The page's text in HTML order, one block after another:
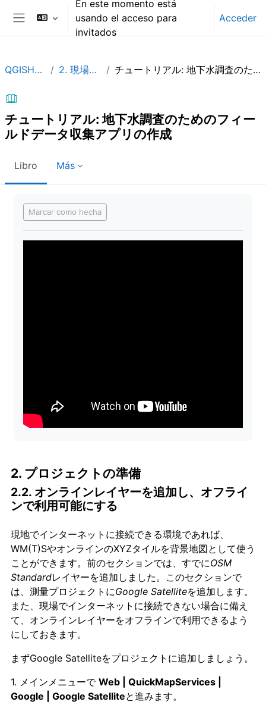
Salta al contenido principal
Panel lateral
En este momento está
usando el acceso para
invitados
Acceder
QGISHydroGeo_JP 2. 現場でのデータ収集 チュートリアル: 地下水調査のためのフィールドデータ収集アプリの作成
チュートリアル: 地下水調査のためのフィー
ルドデータ収集アプリの作成
Libro Más
Marcar como hecha
2. プロジェクトの準備
2.2. オンラインレイヤーを追加し、オフライ
ンで利用可能にする
現地でインターネットに接続できる環境であれば、
WM(T)SやオンラインのXYZタイルを背景地図として使う
ことができます。前のセクションでは、すでにOSM
Standardレイヤーを追加しました。このセクションで
は、測量プロジェクトにGoogle Satelliteを追加します。
また、現場でインターネットに接続できない場合に備え
て、オンラインレイヤーをオフラインで利用できるよう
にしておきます。
まずGoogle Satelliteをプロジェクトに追加しましょう。
1. メインメニューで Web | QuickMapServices |
Google | Google Satelliteと進みます。